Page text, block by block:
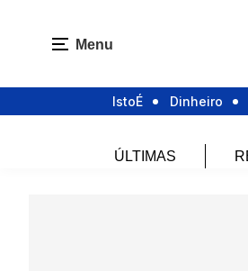
Menu
IstoÉ Dinheiro
ÚLTIMAS